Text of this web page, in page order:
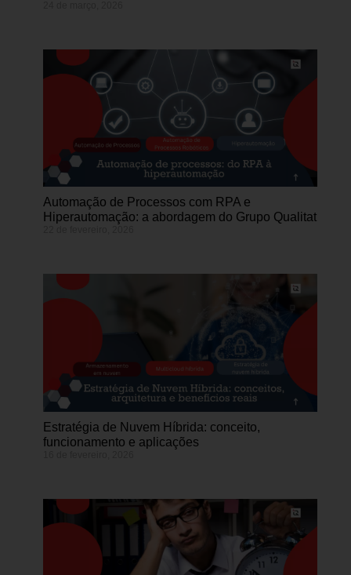
Automação de Processos com RPA e
Hiperautomação: a abordagem do Grupo Qualitat
Estratégia de Nuvem Híbrida: conceito,
funcionamento e aplicações